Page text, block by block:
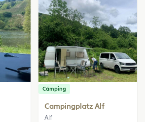
Cámping
Campingplatz Alf
Alf